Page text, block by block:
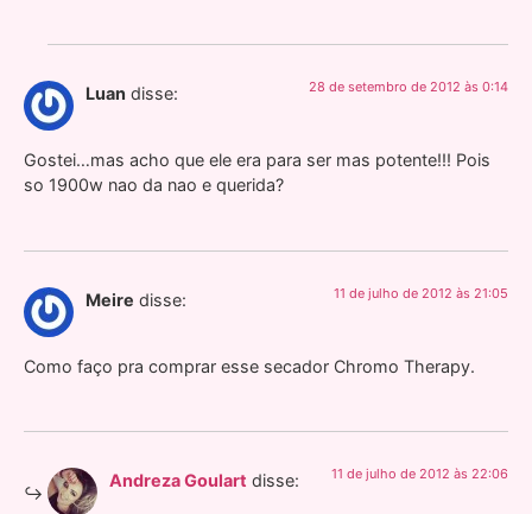
Luan disse: 28 de setembro de 2012 às 0:14
Gostei…mas acho que ele era para ser mas potente!!! Pois
so 1900w nao da nao e querida?
Meire disse: 11 de julho de 2012 às 21:05
Como faço pra comprar esse secador Chromo Therapy.
Andreza Goulart disse: 11 de julho de 2012 às 22:06